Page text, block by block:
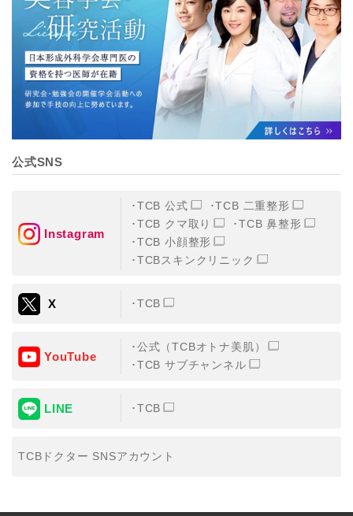
TCBグループは、取り扱う個人情報を、厳正な管理の下
に蓄積・保管し、当該個人情報への不正アクセス・紛
失・破壊・改ざんおよび漏洩等を防止するため、必要か
つ適切な組織的・人的・物理的・技術的防御措置を講じ
ます。
【個人情報の共同利用について】
TCBグループは、【利用目的】達成に必要な範囲で、取
得情報を共同して利用することがあります。
なお、共同利用にあたっては、一般社団法人メディカル
す。
一般社団法人メディカルアライアンス
①共同して利用される情報
②共同して利用する者の範囲
③共同利用する者の利用目的
【外部委託について】
おいて、取得情報の取扱いの全部または一部を外部の業
務委託先に委託することがあります。取得情報の取り扱
公式SNS
Instagram
TCB 公式
TCB 二重整形
TCB クマ取り
TCB 鼻整形
TCB 小顔整形
TCBスキンクリニック
X TCB
YouTube
公式（TCBオトナ美肌）
TCB サブチャンネル
LINE TCB
TCBドクター SNSアカウント